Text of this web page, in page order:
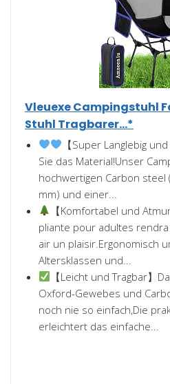
Vleuexe Campingstuhl
Stuhl Tragbarer...*
【Super Langlebig
Sie das Material!Unser
hochwertigen Carbon
mm) und einer...
【Komfortabel und
pliante pour adultes
air un plaisir.Ergonomisch
Altersklassen und...
【Leicht und Tragbar】
Oxford-Gewebes und
noch nie so einfach,Die
erleichtert das einfache...